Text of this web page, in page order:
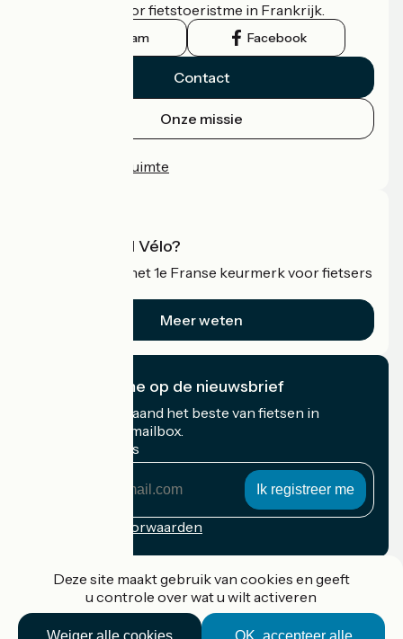
officiële gids voor fietstoeristme in Frankrijk.
Instagram Facebook
Contact
Onze missie
Professionele ruimte
Wat is Accueil Vélo?
Accueil Vélo is het 1e Franse keurmerk voor fietsers
Meer weten
Ik abonneer me op de nieuwsbrief
Ontvang elke maand het beste van fietsen in
Frankrijk in uw mailbox.
Mijn e-mailadres
Inschrijvingsvoorwaarden
Deze site maakt gebruik van cookies en geeft
u controle over wat u wilt activeren
OK, accepteer alle
Weiger alle cookies